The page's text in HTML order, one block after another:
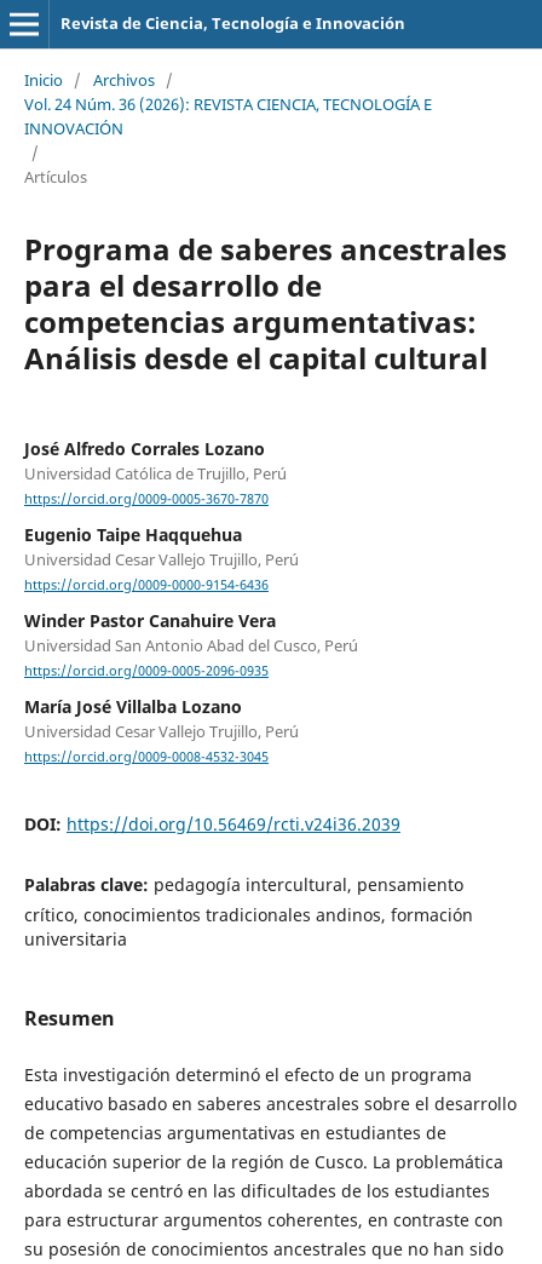
Revista de Ciencia, Tecnología e Innovación
Inicio / Archivos /
Vol. 24 Núm. 36 (2026): REVISTA CIENCIA, TECNOLOGÍA E
INNOVACIÓN
/
Artículos
Programa de saberes ancestrales
para el desarrollo de
competencias argumentativas:
Análisis desde el capital cultural
José Alfredo Corrales Lozano
Universidad Católica de Trujillo, Perú
https://orcid.org/0009-0005-3670-7870
Eugenio Taipe Haqquehua
Universidad Cesar Vallejo Trujillo, Perú
https://orcid.org/0009-0000-9154-6436
Winder Pastor Canahuire Vera
Universidad San Antonio Abad del Cusco, Perú
https://orcid.org/0009-0005-2096-0935
María José Villalba Lozano
Universidad Cesar Vallejo Trujillo, Perú
https://orcid.org/0009-0008-4532-3045
DOI: https://doi.org/10.56469/rcti.v24i36.2039
Palabras clave: pedagogía intercultural, pensamiento
crítico, conocimientos tradicionales andinos, formación
universitaria
Resumen
Esta investigación determinó el efecto de un programa
educativo basado en saberes ancestrales sobre el desarrollo
de competencias argumentativas en estudiantes de
educación superior de la región de Cusco. La problemática
abordada se centró en las dificultades de los estudiantes
para estructurar argumentos coherentes, en contraste con
su posesión de conocimientos ancestrales que no han sido